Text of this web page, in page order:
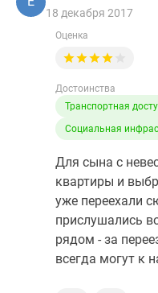
18 декабря 2017
Оценка
Достоинства
Транспортная
Социальная
Для сына с
квартиры и
уже переехали
прислушались
рядом - за
всегда могут к